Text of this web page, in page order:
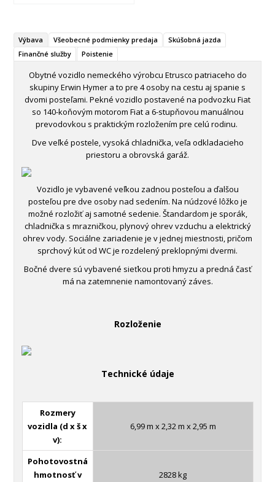
Výbava Všeobecné podmienky predaja
Skúšobná jazda
Finančné služby
Poistenie
Obytné vozidlo nemeckého výrobcu Etrusco patriaceho do
skupiny Erwin Hymer a to pre 4 osoby na cestu aj spanie s
dvomi posteľami. Pekné vozidlo postavené na podvozku Fiat
so 140-koňovým motorom Fiat a 6-stupňovou manuálnou
prevodovkou s praktickým rozložením pre celú rodinu.
Dve veľké postele, vysoká chladnička, veľa odkladacieho
priestoru a obrovská garáž.
Vozidlo je vybavené veľkou zadnou posteľou a ďalšou
posteľou pre dve osoby nad sedením. Na núdzové lôžko je
možné rozložiť aj samotné sedenie. Štandardom je sporák,
chladnička s mrazničkou, plynový ohrev vzduchu a elektrický
ohrev vody. Sociálne zariadenie je v jednej miestnosti, pričom
sprchový kút od WC je rozdelený preklopnými dvermi.
Bočné dvere sú vybavené sieťkou proti hmyzu a predná časť
má na zatemnenie namontovaný záves.
Rozloženie
Technické údaje
Rozmery
vozidla (d x š x
v):
6,99 m x 2,32 m x 2,95 m
Pohotovostná
hmotnosť v
2828 kg